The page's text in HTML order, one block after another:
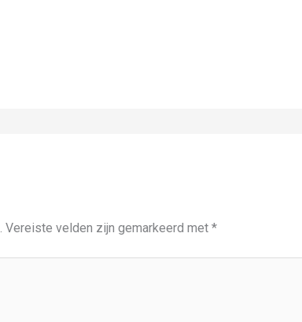
Vereiste velden zijn gemarkeerd met *